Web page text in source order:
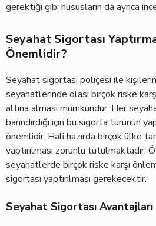
gerektiği gibi hususların da ayrıca
Seyahat Sigortası
Önemlidir?
Seyahat sigortası poliçesi ile
seyahatlerinde olası birçok riske
altına alması mümkündür. Her
barındırdığı için bu sigorta türünün
önemlidir. Hali hazırda birçok ülke
yaptırılması zorunlu tutulmaktadır.
seyahatlerde birçok riske karşı
sigortası yaptırılması gerekecektir.
Seyahat Sigortası